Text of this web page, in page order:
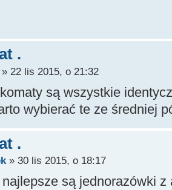
.
22 lis 2015, o 21:32
są wszystkie
wybierać te ze średniej
.
» 30 lis 2015, o 18:17
najlepsze są jednorazówki